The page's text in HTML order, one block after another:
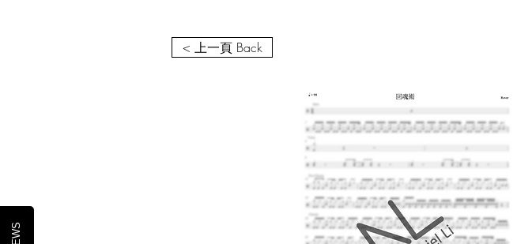
< 上一頁 Back